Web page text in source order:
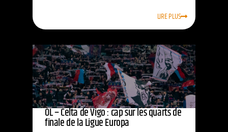
LIRE PLUS
OL – Celta de Vigo : cap sur les quarts de
finale de la Ligue Europa